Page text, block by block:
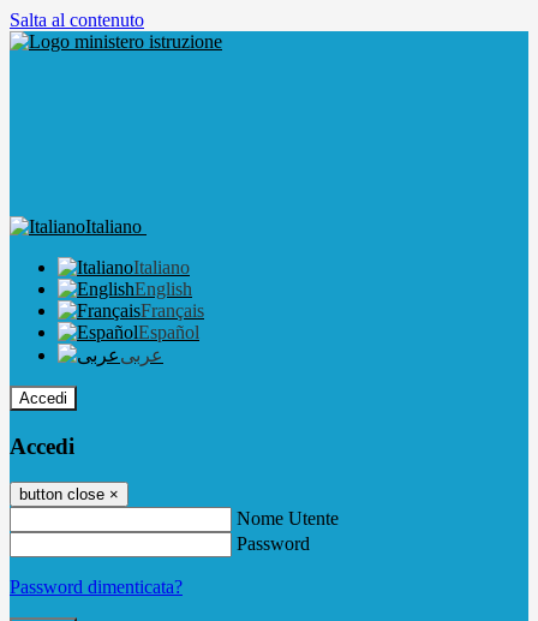
Salta al contenuto
Italiano
Italiano
English
Français
Español
عربى
Accedi
Accedi
button close ×
Nome Utente
Password
Password dimenticata?